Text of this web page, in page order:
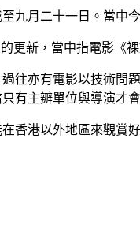
九月二十一日。當中
更新，當中指電影
往亦有電影以技術
有主辧單位與導演才
香港以外地區來觀賞好